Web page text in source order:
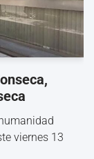
viernes 13